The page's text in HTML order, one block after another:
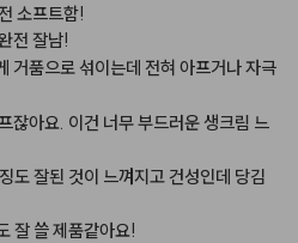
소프트함!
전 잘남!
거품으로 섞이는데 전혀 아프거나자극
잖아요. 이건 너무부드러운 생크림 느
도잘된 것이 느껴지고 건성인데 당김
잘 쓸제품같아요!